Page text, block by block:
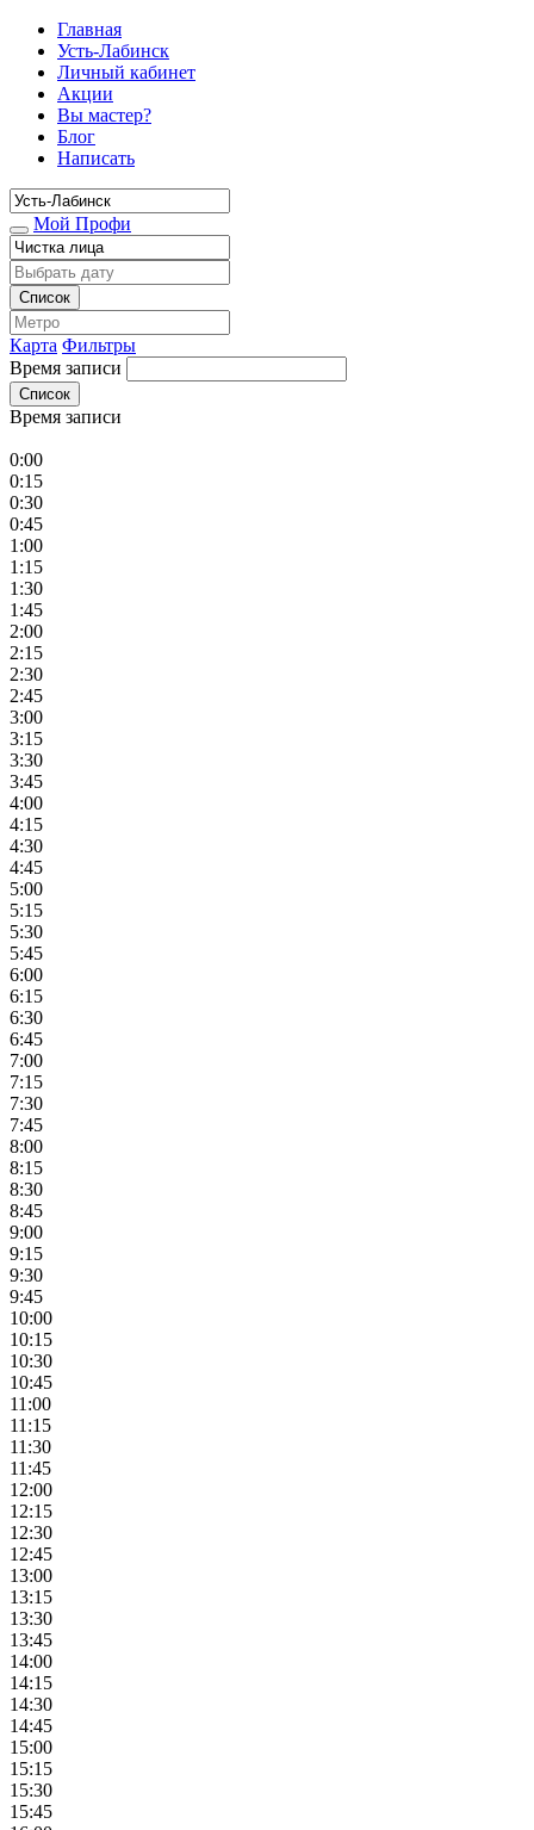
Главная
Усть-Лабинск
Личный кабинет
Акции
Вы мастер?
Блог
Написать
Мой Профи
Список
Карта Фильтры
Время записи
Список
Время записи
0:00
0:15
0:30
0:45
1:00
1:15
1:30
1:45
2:00
2:15
2:30
2:45
3:00
3:15
3:30
3:45
4:00
4:15
4:30
4:45
5:00
5:15
5:30
5:45
6:00
6:15
6:30
6:45
7:00
7:15
7:30
7:45
8:00
8:15
8:30
8:45
9:00
9:15
9:30
9:45
10:00
10:15
10:30
10:45
11:00
11:15
11:30
11:45
12:00
12:15
12:30
12:45
13:00
13:15
13:30
13:45
14:00
14:15
14:30
14:45
15:00
15:15
15:30
15:45